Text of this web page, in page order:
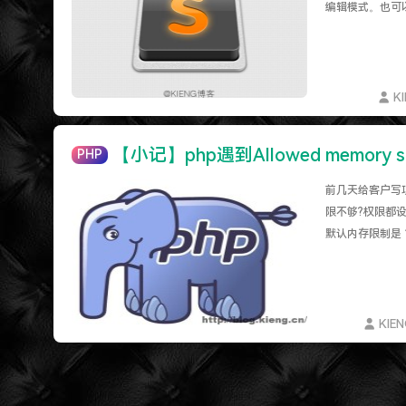
难啊难!要钱难!
更新到WordPress5.6啦
编辑模式。也
PHP 【小记】php遇到Allowed
前几天给客户
限不够?权限都
默认内存限制